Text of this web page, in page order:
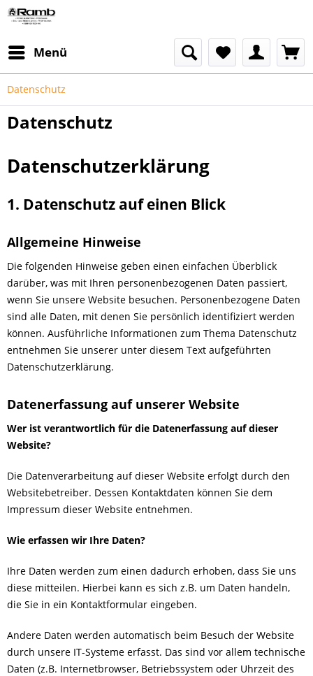
Menü
Datenschutz
Datenschutz
Datenschutzerklärung
1. Datenschutz auf einen Blick
Allgemeine Hinweise
Die folgenden Hinweise geben einen einfachen Überblick
darüber, was mit Ihren personenbezogenen Daten passiert,
wenn Sie unsere Website besuchen. Personenbezogene Daten
sind alle Daten, mit denen Sie persönlich identifiziert werden
können. Ausführliche Informationen zum Thema Datenschutz
entnehmen Sie unserer unter diesem Text aufgeführten
Datenschutzerklärung.
Datenerfassung auf unserer Website
Wer ist verantwortlich für die Datenerfassung auf dieser
Website?
Die Datenverarbeitung auf dieser Website erfolgt durch den
Websitebetreiber. Dessen Kontaktdaten können Sie dem
Impressum dieser Website entnehmen.
Wie erfassen wir Ihre Daten?
Ihre Daten werden zum einen dadurch erhoben, dass Sie uns
diese mitteilen. Hierbei kann es sich z.B. um Daten handeln,
die Sie in ein Kontaktformular eingeben.
Andere Daten werden automatisch beim Besuch der Website
durch unsere IT-Systeme erfasst. Das sind vor allem technische
Daten (z.B. Internetbrowser, Betriebssystem oder Uhrzeit des